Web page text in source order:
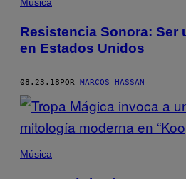
Resistencia Sonora: Ser
en Estados Unidos
08.23.18POR MARCOS HASSAN
Música